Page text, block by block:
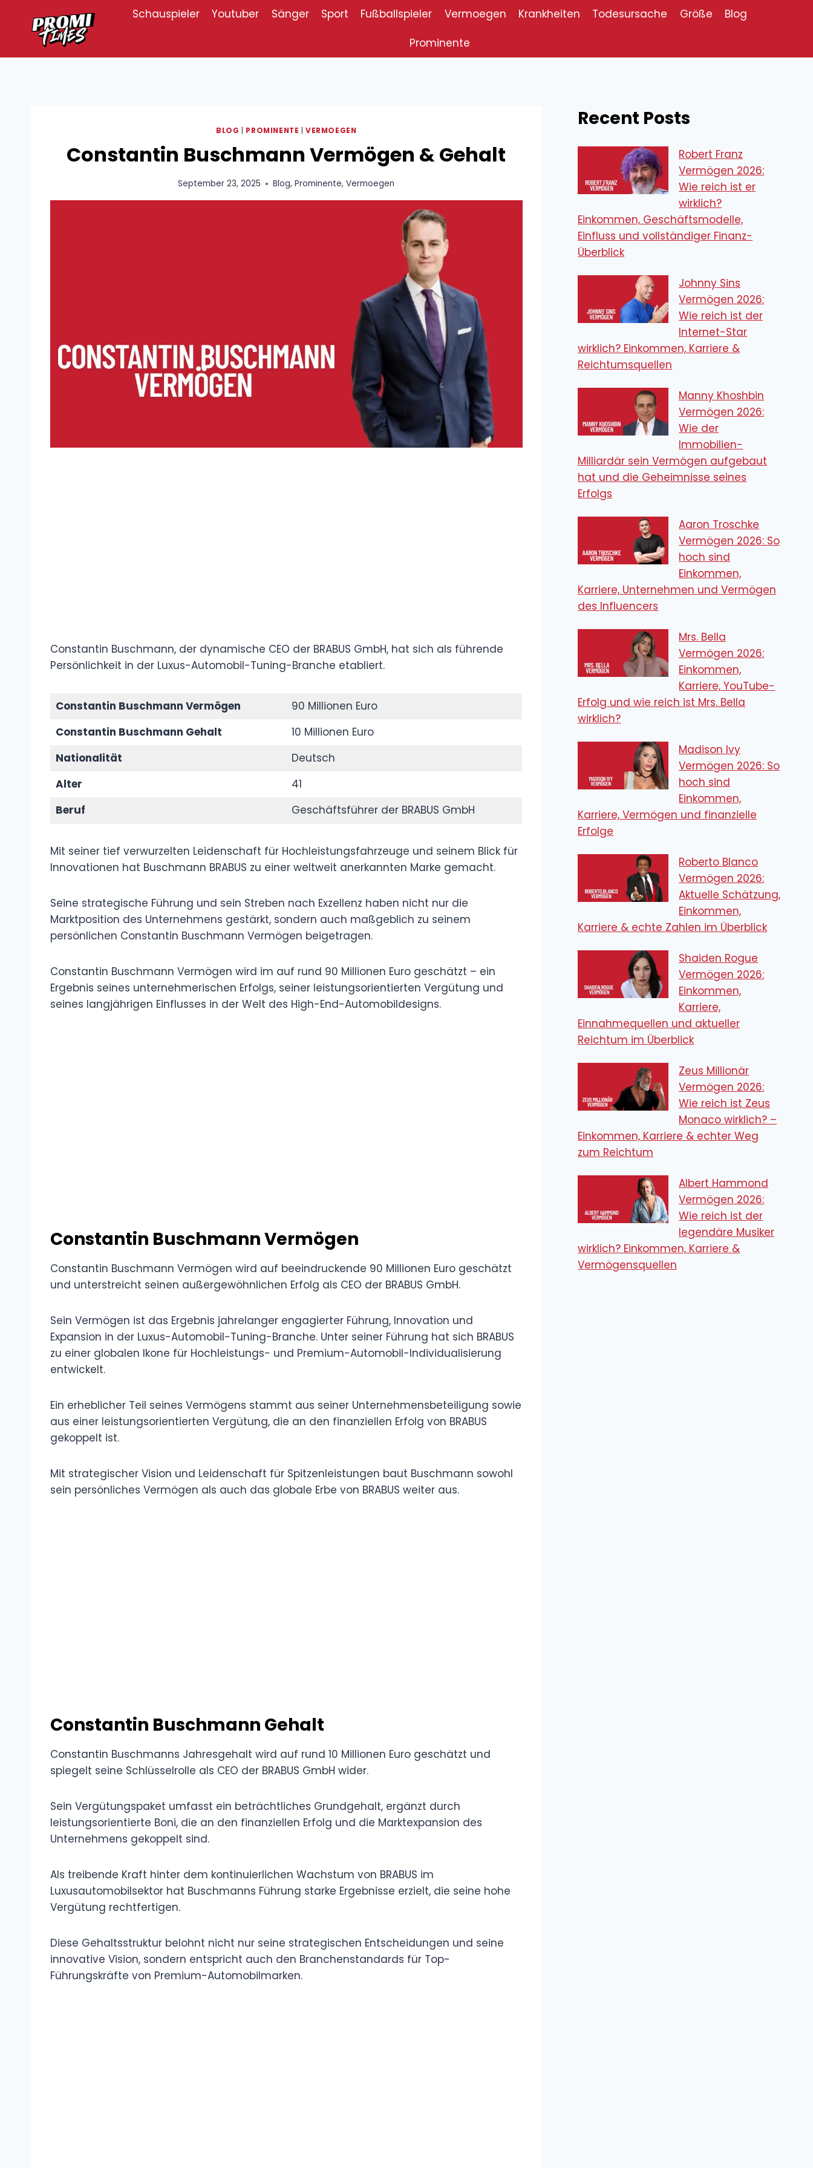
springen
Schauspieler Youtuber Sänger Sport Fußballspieler Vermoegen Krankheiten Todesursache Größe
Blog
Prominente
BLOG PROMINENTE |VERMOEGEN
Constantin Buschmann Vermögen & Gehalt
September 23, 2025 Blog,Prominente,Vermoegen
Constantin Buschmann, der dynamische CEO der BRABUS GmbH, hat sich als führende
Persönlichkeit in der Luxus-Automobil-Tuning-Branche etabliert.
Constantin Buschmann Vermögen
90 Millionen Euro
Constantin Buschmann Gehalt
10 Millionen Euro
Nationalität
Deutsch
Alter
41
Beruf
Geschäftsführer der BRABUS GmbH
Mit seiner tief verwurzelten Leidenschaft für Hochleistungsfahrzeuge und seinem Blick für
Innovationen hat Buschmann BRABUS zu einer weltweit anerkannten Marke gemacht.
Seine strategische Führung und sein Streben nach Exzellenz haben nicht nur die
Marktposition des Unternehmens gestärkt, sondern auch maßgeblich zu seinem
persönlichen Constantin Buschmann Vermögen beigetragen.
Constantin Buschmann Vermögen wird im auf rund 90 Millionen Euro geschätzt – ein
Ergebnis seines unternehmerischen Erfolgs, seiner leistungsorientierten Vergütung und
seines langjährigen Einflusses in der Welt des High-End-Automobildesigns.
Constantin Buschmann Vermögen
Constantin Buschmann Vermögen wird auf beeindruckende 90 Millionen Euro geschätzt
und unterstreicht seinen außergewöhnlichen Erfolg als CEO der BRABUS GmbH.
Sein Vermögen ist das Ergebnis jahrelanger engagierter Führung, Innovation und
Expansion in der Luxus-Automobil-Tuning-Branche. Unter seiner Führung hat sich BRABUS
zu einer globalen Ikone für Hochleistungs- und Premium-Automobil-Individualisierung
entwickelt.
Ein erheblicher Teil seines Vermögens stammt aus seiner Unternehmensbeteiligung sowie
aus einer leistungsorientierten Vergütung, die an den finanziellen Erfolg von BRABUS
gekoppelt ist.
Mit strategischer Vision und Leidenschaft für Spitzenleistungen baut Buschmann sowohl
sein persönliches Vermögen als auch das globale Erbe von BRABUS weiter aus.
Constantin Buschmann Gehalt
Constantin Buschmanns Jahresgehalt wird auf rund 10 Millionen Euro geschätzt und
spiegelt seine Schlüsselrolle als CEO der BRABUS GmbH wider.
Sein Vergütungspaket umfasst ein beträchtliches Grundgehalt, ergänzt durch
leistungsorientierte Boni, die an den finanziellen Erfolg und die Marktexpansion des
Unternehmens gekoppelt sind.
Als treibende Kraft hinter dem kontinuierlichen Wachstum von BRABUS im
Luxusautomobilsektor hat Buschmanns Führung starke Ergebnisse erzielt, die seine hohe
Vergütung rechtfertigen.
Diese Gehaltsstruktur belohnt nicht nur seine strategischen Entscheidungen und seine
innovative Vision, sondern entspricht auch den Branchenstandards für Top-
Führungskräfte von Premium-Automobilmarken.
Recent Posts
Robert Franz
Vermögen 2026:
Wie reich ist er
wirklich?
Einkommen, Geschäftsmodelle,
Einfluss und vollständiger Finanz-
Überblick
Johnny Sins
Vermögen 2026:
Wie reich ist der
Internet-Star
wirklich? Einkommen, Karriere &
Reichtumsquellen
Manny Khoshbin
Vermögen 2026:
Wie der
Immobilien-
Milliardär sein Vermögen aufgebaut
hat und die Geheimnisse seines
Erfolgs
Aaron Troschke
Vermögen 2026: So
hoch sind
Einkommen,
Karriere, Unternehmen und Vermögen
des Influencers
Mrs. Bella
Vermögen 2026:
Einkommen,
Karriere, YouTube-
Erfolg und wie reich ist Mrs. Bella
wirklich?
Madison Ivy
Vermögen 2026: So
hoch sind
Einkommen,
Karriere, Vermögen und finanzielle
Erfolge
Roberto Blanco
Vermögen 2026:
Aktuelle Schätzung,
Einkommen,
Karriere & echte Zahlen im Überblick
Shaiden Rogue
Vermögen 2026:
Einkommen,
Karriere,
Einnahmequellen und aktueller
Reichtum im Überblick
Zeus Millionär
Vermögen 2026:
Wie reich ist Zeus
Monaco wirklich? –
Einkommen, Karriere & echter Weg
zum Reichtum
Albert Hammond
Vermögen 2026:
Wie reich ist der
legendäre Musiker
wirklich? Einkommen, Karriere &
Vermögensquellen